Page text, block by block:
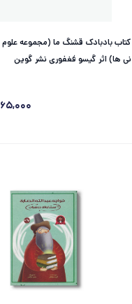
کتاب بادبادک قشنگ ما (مجموعه علوم
نی ها) اثر گیسو فغفوری نشر گوین
65,000